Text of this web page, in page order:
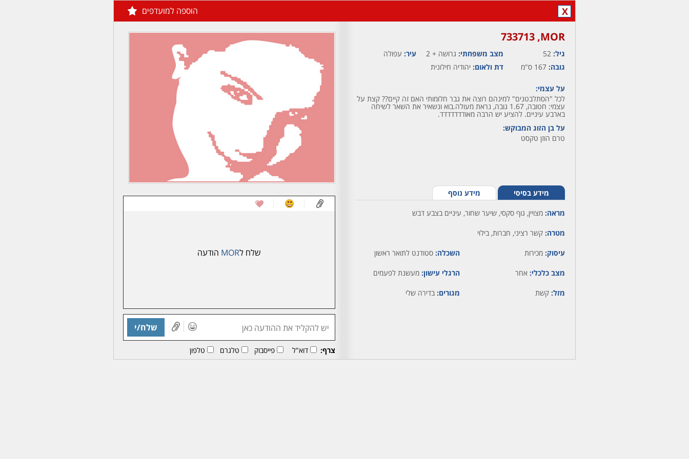
X הוספה למועדפים
MOR,‏ 733713
גיל: 52 מצב משפחתי: גרושה + 2 עיר: עפולה
גובה: 167 ס"מ דת ולאום: יהודיה חילונית
על עצמי:
לכל "הסתלבטנים" למינהם רוצה את גבר חלומותי האם זה קיים?? קצת על
עצמי: חטובה, 1.67 גובה, נראת מעולה.בוא ונשאיר את השאר לשיחה
בארבע עיניים. להציע יש הרבה מאודדדדדדד.
על בן הזוג המבוקש:
טרם הוזן טקסט
מידע בסיסי מידע נוסף
מראה: מצויין, גוף סקסי, שיער שחור, עיניים בצבע דבש
מטרה: קשר רציני, חברות, בילוי
עיסוק: מכירות השכלה: סטודנט לתואר ראשון
מצב כלכלי: אחר הרגלי עישון: מעשנת לפעמים
מזל: קשת מגורים: בדירה שלי
שלח לMOR הודעה
שלח/י
צרף: דוא"ל פייסבוק טלגרם טלפון